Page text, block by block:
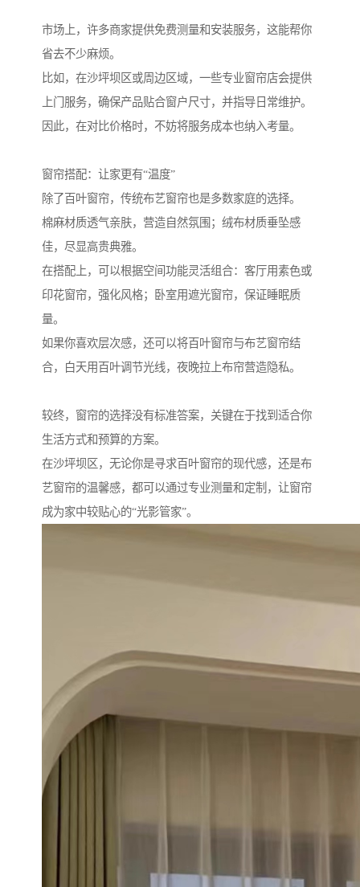
市场上，许多商家提供免费测量和安装服务，这能帮你
省去不少麻烦。
比如，在沙坪坝区或周边区域，一些专业窗帘店会提供
上门服务，确保产品贴合窗户尺寸，并指导日常维护。
因此，在对比价格时，不妨将服务成本也纳入考量。
窗帘搭配：让家更有“温度”
除了百叶窗帘，传统布艺窗帘也是多数家庭的选择。
棉麻材质透气亲肤，营造自然氛围；绒布材质垂坠感
佳，尽显高贵典雅。
在搭配上，可以根据空间功能灵活组合：客厅用素色或
印花窗帘，强化风格；卧室用遮光窗帘，保证睡眠质
量。
如果你喜欢层次感，还可以将百叶窗帘与布艺窗帘结
合，白天用百叶调节光线，夜晚拉上布帘营造隐私。
较终，窗帘的选择没有标准答案，关键在于找到适合你
生活方式和预算的方案。
在沙坪坝区，无论你是寻求百叶窗帘的现代感，还是布
艺窗帘的温馨感，都可以通过专业测量和定制，让窗帘
成为家中较贴心的“光影管家”。